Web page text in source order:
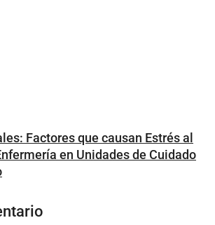
Factores que causan Estrés al
en Unidades de Cuidado